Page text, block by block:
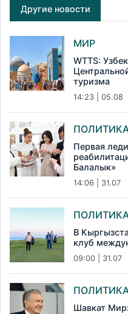
Другие новости
МИР
WTTS:
туризма
14:23 | 05.08
Первая
Балалык»
14:06 | 31.07
В
клуб
09:00 | 31.07
Шавкат